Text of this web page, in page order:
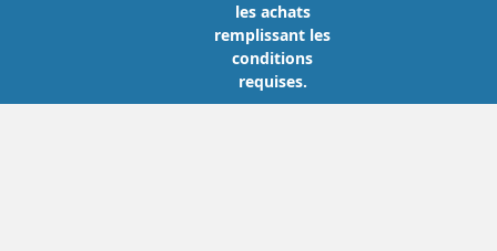
les achats
remplissant les
conditions
requises.